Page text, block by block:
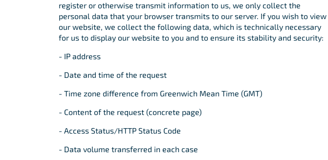
register or otherwise transmit information to us, we only collect the
personal data that your browser transmits to our server. If you wish to view
our website, we collect the following data, which is technically necessary
for us to display our website to you and to ensure its stability and security:
- IP address
- Date and time of the request
- Time zone difference from Greenwich Mean Time (GMT)
- Content of the request (concrete page)
- Access Status/HTTP Status Code
- Data volume transferred in each case